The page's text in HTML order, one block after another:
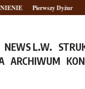
Pierwszy Dyżur
NEWS L.W.
ARCHIWUM